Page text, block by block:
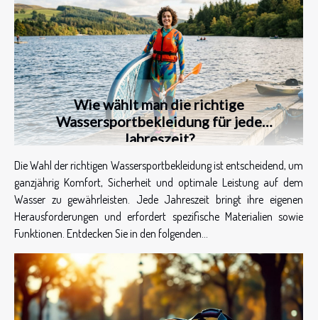
Wie wählt man die richtige
Wassersportbekleidung für jede
Jahreszeit?
Die Wahl der richtigen Wassersportbekleidung ist entscheidend, um
ganzjährig Komfort, Sicherheit und optimale Leistung auf dem
Wasser zu gewährleisten. Jede Jahreszeit bringt ihre eigenen
Herausforderungen und erfordert spezifische Materialien sowie
Funktionen. Entdecken Sie in den folgenden...